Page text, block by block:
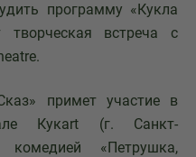
программу «Кукла
встреча с
примет участие в
Кукart (г. Санкт-
«Петрушка,